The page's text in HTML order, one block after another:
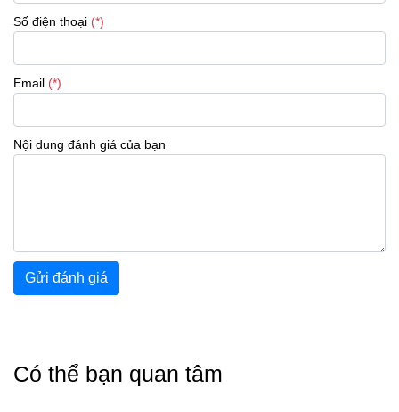
Số điện thoại (*)
Email (*)
Nội dung đánh giá của bạn
Gửi đánh giá
Có thể bạn quan tâm